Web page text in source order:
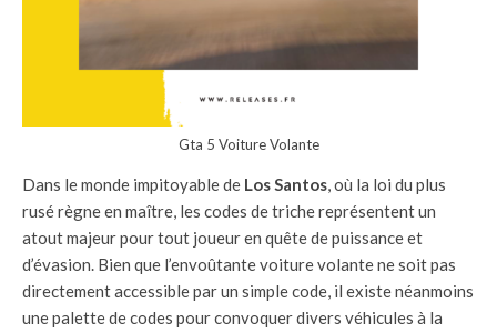
Gta 5 Voiture Volante
Dans le monde impitoyable de Los Santos, où la loi du plus
rusé règne en maître, les codes de triche représentent un
atout majeur pour tout joueur en quête de puissance et
d’évasion. Bien que l’envoûtante voiture volante ne soit pas
directement accessible par un simple code, il existe néanmoins
une palette de codes pour convoquer divers véhicules à la